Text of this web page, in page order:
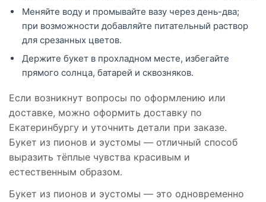
Меняйте воду и промывайте вазу через день-два;
при возможности добавляйте питательный раствор
для срезанных цветов.
Держите букет в прохладном месте, избегайте
прямого солнца, батарей и сквозняков.
Если возникнут вопросы по оформлению или
доставке, можно оформить доставку по
Екатеринбургу и уточнить детали при заказе.
Букет из пионов и эустомы — отличный способ
выразить тёплые чувства красивым и
естественным образом.
Букет из пионов и эустомы — это одновременно